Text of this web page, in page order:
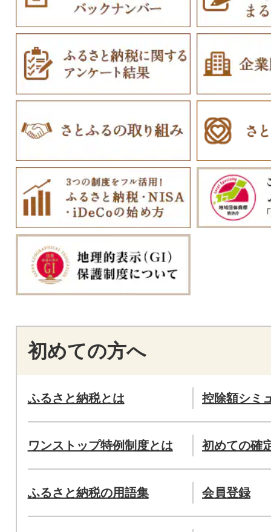
初めての方へ
ふるさと納税とは 控除額シミ
ワンストップ特例制度とは 初めての確
ふるさと納税の用語集 会員登録